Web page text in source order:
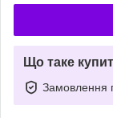
Що таке
Замовлення